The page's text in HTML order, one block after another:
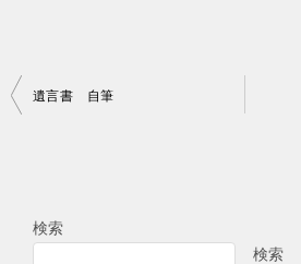
投
遺言書 自筆
検索
検索